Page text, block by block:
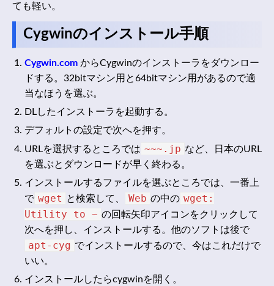
ても軽い。
Cygwinのインストール手順
Cygwin.com からCygwinのインストーラをダウンロー
ドする。32bitマシン用と64bitマシン用があるので適
当なほうを選ぶ。
DLしたインストーラを起動する。
デフォルトの設定で次へを押す。
URLを選択するところでは ~~~.jp など、日本のURL
を選ぶとダウンロードが早く終わる。
インストールするファイルを選ぶところでは、一番上
で wget と検索して、 Web の中の wget:
Utility to ~ の回転矢印アイコンをクリックして
次へを押し、インストールする。他のソフトは後で
apt-cyg でインストールするので、今はこれだけで
いい。
インストールしたらcygwinを開く。